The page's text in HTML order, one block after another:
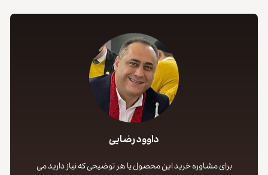
داوود رضایی
برای مشاوره خرید این محصول یا هر توضیحی که نیاز دارید می